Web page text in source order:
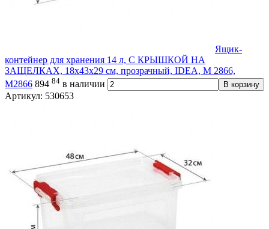
Ящик-
контейнер для хранения 14 л, С КРЫШКОЙ НА
ЗАЩЕЛКАХ, 18х43х29 см, прозрачный, IDEA, М 2866,
М2866 894 84 в наличии В корзину
Артикул: 530653